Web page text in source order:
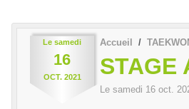
Le samedi
16
OCT. 2021
Accueil
STAGE
Le samedi 16 oct.